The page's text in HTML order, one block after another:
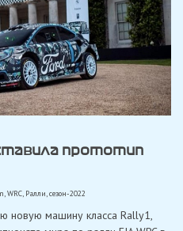
прототип
,WRC, Ралли,сезон-2022
новую машину класса Rally1,